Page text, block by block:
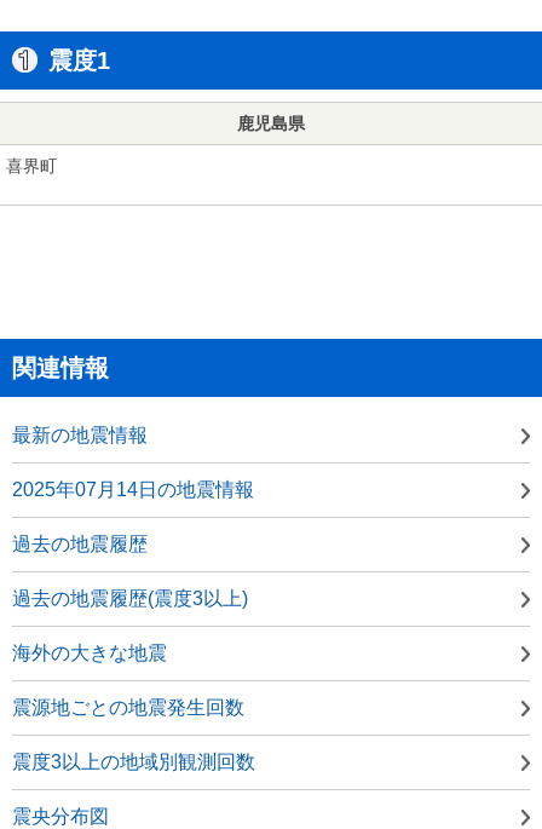
震度1
鹿児島県
喜界町
関連情報
最新の地震情報
2025年07月14日の地震情報
過去の地震履歴
過去の地震履歴(震度3以上)
海外の大きな地震
震源地ごとの地震発生回数
震度3以上の地域別観測回数
震央分布図